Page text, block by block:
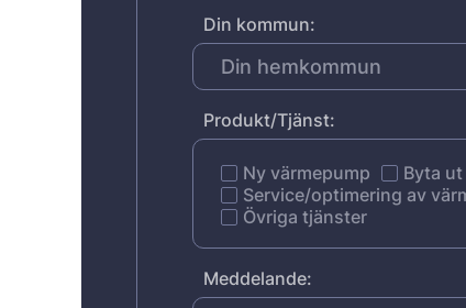
Din kommun:
Produkt/Tjänst:
Ny värmepump
Byta
Service/optimering av
Övriga tjänster
Meddelande: